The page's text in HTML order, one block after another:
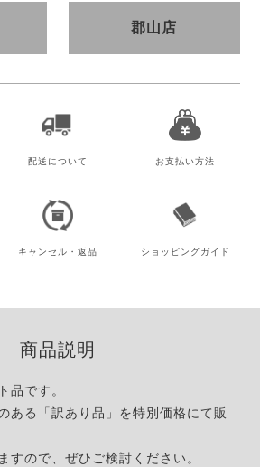
郡山店
配送について お支払い方法
キャンセル・ 返品 ショッピングガイド
商品説明
品です。
ある「訳あり品」を特別価格にて販
すので、ぜひご検討ください。